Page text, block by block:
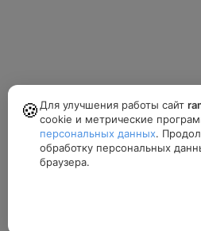
🍪 Для улучшения работы сайт
cookie и метрические
персональных данных.
обработку персональных
браузера.